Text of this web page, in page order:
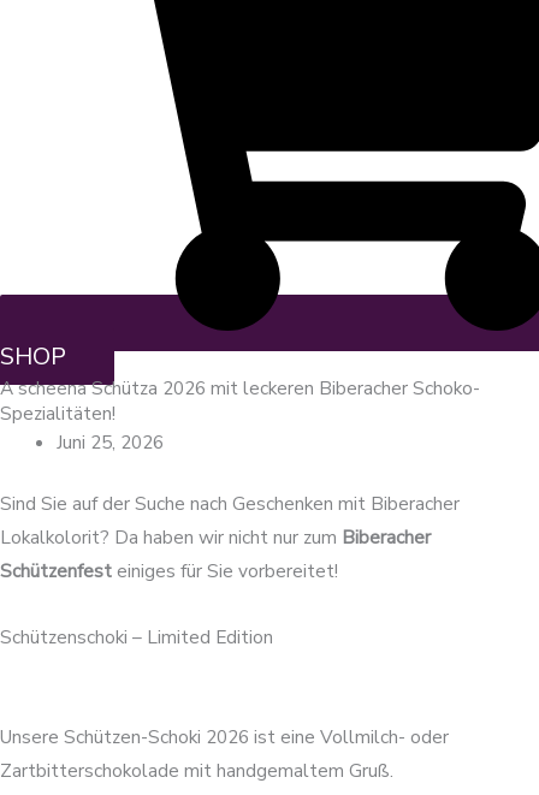
SHOP
A scheena Schütza 2026 mit leckeren Biberacher Schoko-
Spezialitäten!
Juni 25, 2026
Sind Sie auf der Suche nach Geschenken mit Biberacher
Lokalkolorit? Da haben wir nicht nur zum Biberacher
Schützenfest einiges für Sie vorbereitet!
Schützenschoki – Limited Edition
Unsere Schützen-Schoki 2026 ist eine Vollmilch- oder
Zartbitterschokolade mit handgemaltem Gruß.